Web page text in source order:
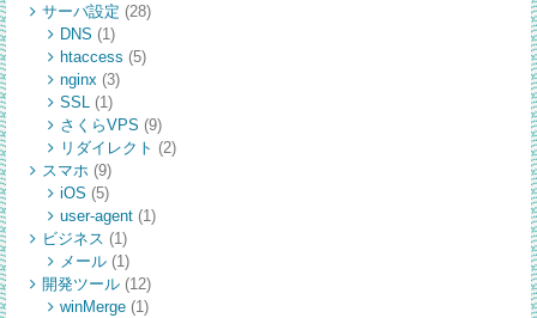
サーバ設定 (28)
DNS (1)
htaccess (5)
nginx (3)
SSL(1)
さくらVPS (9)
リダイレクト (2)
スマホ (9)
iOS (5)
user-agent(1)
ビジネス (1)
メール(1)
開発ツール(12)
winMerge(1)